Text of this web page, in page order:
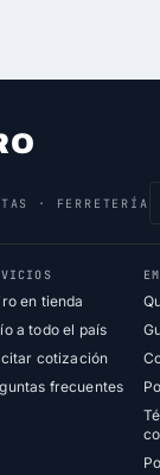
· FERRETERÍA
en tienda
a todo el país
cotización
frecuentes